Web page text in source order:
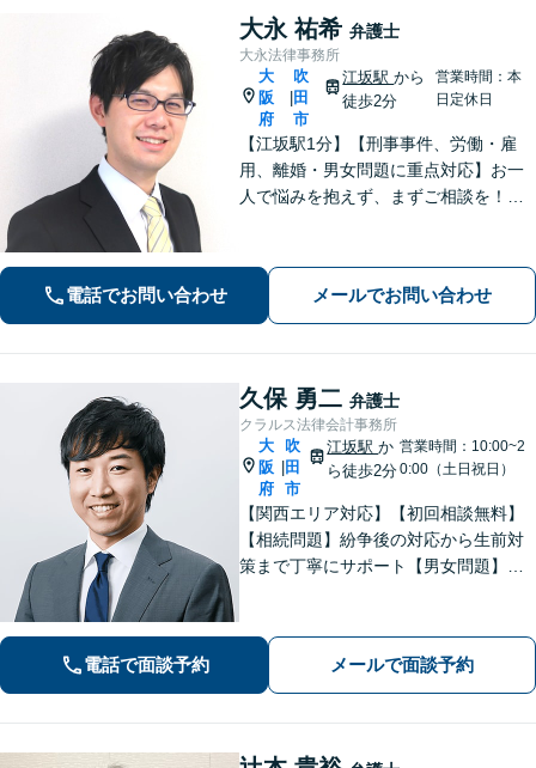
大永 祐希 弁護士
大永法律事務所
大
阪
府
吹
田
市
江坂駅から
徒歩2分
営業時間：本
日定休日
【江坂駅1分】【刑事事件、労働・雇
用、離婚・男女問題に重点対応】お一
人で悩みを抱えず、まずご相談を！き
します。当日・夜間・電話相談可能で
す。【法テラス利用可】【WEB面談
可】
電話でお問い合わせ メールでお問い合わせ
久保 勇二 弁護士
クラルス法律会計事務所
大
阪
府
吹
田
市
江坂駅か
ら徒歩2分
営業時間：10:00~2
0:00（土日祝日）
【関西エリア対応】【初回相談無料】
【相続問題】紛争後の対応から生前対
策まで丁寧にサポート【男女問題】金
に解決させましょう【夜間・休日面談
可】【WEB面談】【完全個室】
電話で面談予約 メールで面談予約